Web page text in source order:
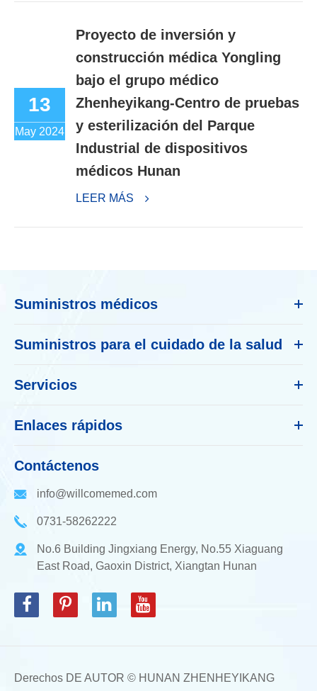
13
May 2024
Proyecto de inversión y
construcción médica Yongling
bajo el grupo médico
Zhenheyikang-Centro de pruebas
y esterilización del Parque
Industrial de dispositivos
médicos Hunan
LEER MÁS
Suministros médicos
Suministros para el cuidado de la salud
Servicios
Enlaces rápidos
Contáctenos
info@willcomemed.com
0731-58262222
No.6 Building Jingxiang Energy, No.55 Xiaguang
East Road, Gaoxin District, Xiangtan Hunan
Derechos DE AUTOR © HUNAN ZHENHEYIKANG